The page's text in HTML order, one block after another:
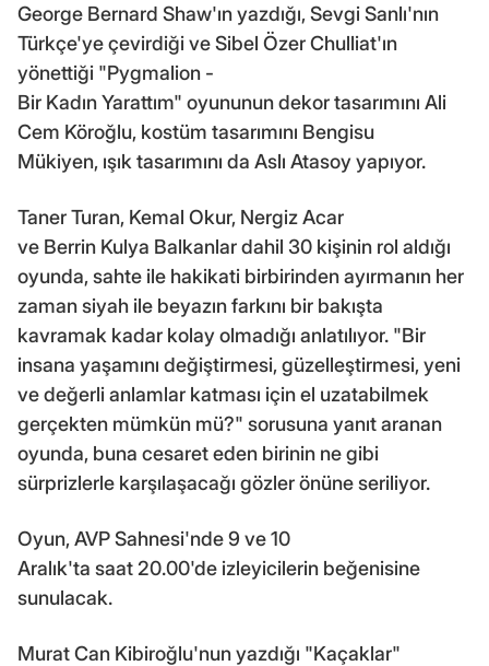
George Bernard Shaw'ın yazdığı, Sevgi Sanlı'nın
Türkçe'ye çevirdiği ve Sibel Özer Chulliat'ın
yönettiği "Pygmalion -
Bir Kadın Yarattım" oyununun dekor tasarımını Ali
Cem Köroğlu, kostüm tasarımını Bengisu
Mükiyen, ışık tasarımını da Aslı Atasoy yapıyor.
Taner Turan, Kemal Okur, Nergiz Acar
ve Berrin Kulya Balkanlar dahil 30 kişinin rol aldığı
oyunda, sahte ile hakikati birbirinden ayırmanın her
zaman siyah ile beyazın farkını bir bakışta
kavramak kadar kolay olmadığı anlatılıyor. "Bir
insana yaşamını değiştirmesi, güzelleştirmesi, yeni
ve değerli anlamlar katması için el uzatabilmek
gerçekten mümkün mü?" sorusuna yanıt aranan
oyunda, buna cesaret eden birinin ne gibi
sürprizlerle karşılaşacağı gözler önüne seriliyor.
Oyun, AVP Sahnesi'nde 9 ve 10
Aralık'ta saat 20.00'de izleyicilerin beğenisine
sunulacak.
Murat Can Kibiroğlu'nun yazdığı "Kaçaklar"